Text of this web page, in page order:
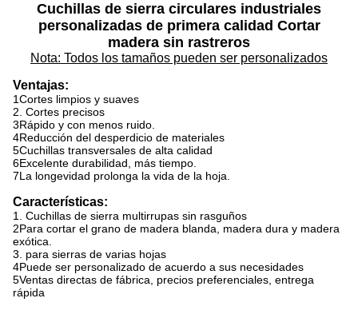
Cuchillas de sierra circulares industriales
personalizadas de primera calidad Cortar
madera sin rastreros
Nota: Todos los tamaños pueden ser personalizados
Ventajas:
1Cortes limpios y suaves
2. Cortes precisos
3Rápido y con menos ruido.
4Reducción del desperdicio de materiales
5Cuchillas transversales de alta calidad
6Excelente durabilidad, más tiempo.
7La longevidad prolonga la vida de la hoja.
Características:
1. Cuchillas de sierra multirrupas sin rasguños
2Para cortar el grano de madera blanda, madera dura y madera
exótica.
3. para sierras de varias hojas
4Puede ser personalizado de acuerdo a sus necesidades
5Ventas directas de fábrica, precios preferenciales, entrega
rápida